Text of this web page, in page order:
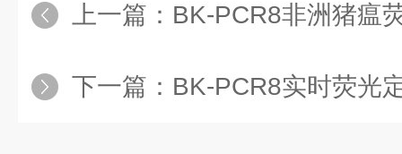
上一篇： BK-PCR8非洲猪瘟荧
下一篇： BK-PCR8实时荧光